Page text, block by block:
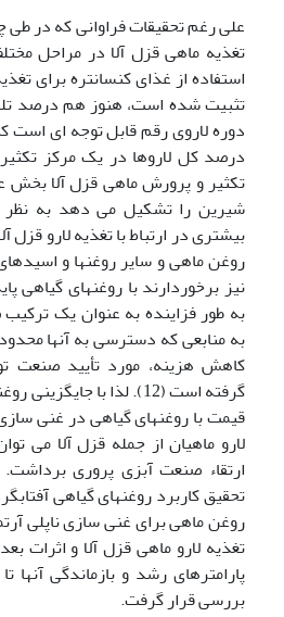
علی رغم تحقیقات فراوانی که در طی
تغذیه ماهی قزل آلا در مراحل
استفاده از غذای کنسانتره برای
تثبیت شده است، هنوز هم درصد
درصد کل لاروها در یک مرکز
تکثیر و پرورش ماهی قزل آلا بخش
شیرین را تشکیل می دهد به نظر
بیشتری در ارتباط با تغذیه لارو
روغن ماهی و سایر روغنها و
نیز برخوردارند با روغنهای گیاهی
به طور فزاینده به عنوان یک
به منابعی که دسترسی به آنها
کاهش هزینه، مورد تأیید صنعت
گرفته است (12). لذا با
قیمت با روغنهای گیاهی در غنی
لارو ماهیان از جمله قزل آلا می
ارتقاء صنعت آبزی پروری
تحقیق کاربرد روغنهای گیاهی
روغن ماهی برای غنی سازی ناپلی
تغذیه لارو ماهی قزل آلا و اثرات
پارامترهای رشد و بازماندگی
بررسی قرار گرفت.